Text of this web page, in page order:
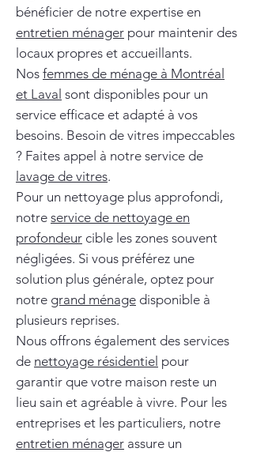
bénéficier de notre expertise en
entretien ménager pour maintenir des
locaux propres et accueillants.
Nos femmes de ménage à Montréal
et Laval sont disponibles pour un
service efficace et adapté à vos
besoins. Besoin de vitres impeccables
? Faites appel à notre service de
lavage de vitres.
Pour un nettoyage plus approfondi,
notre service de nettoyage en
profondeur cible les zones souvent
négligées. Si vous préférez une
solution plus générale, optez pour
notre grand ménage disponible à
plusieurs reprises.
Nous offrons également des services
de nettoyage résidentiel pour
garantir que votre maison reste un
lieu sain et agréable à vivre. Pour les
entreprises et les particuliers, notre
entretien ménager assure un